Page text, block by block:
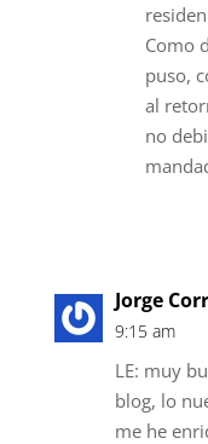
Como
puso,
al
no
Jorge
9:15 am
LE: muy
blog, lo
me he